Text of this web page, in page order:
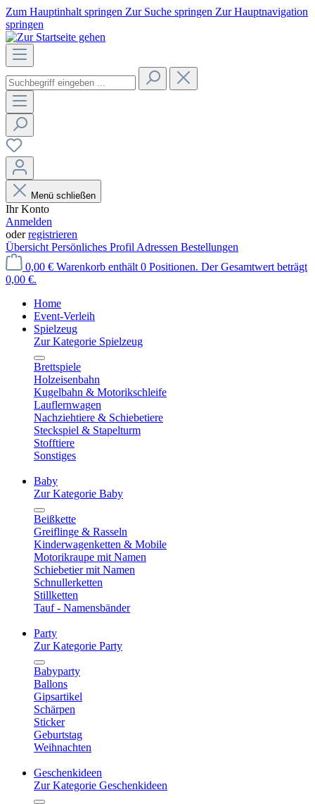
Zum Hauptinhalt springen Zur Suche springen Zur Hauptnavigation
springen
Menü schließen
Ihr Konto
Anmelden
oderregistrieren
Übersicht Persönliches Profil Adressen Bestellungen
0,00 € Warenkorb enthält 0 Positionen. Der Gesamtwert beträgt
0,00 €.
Home
Event-Verleih
Spielzeug
Zur Kategorie Spielzeug
Brettspiele
Holzeisenbahn
Kugelbahn & Motorikschleife
Lauflernwagen
Nachziehtiere & Schiebetiere
Steckspiel & Stapelturm
Stofftiere
Sonstiges
Baby
Zur Kategorie Baby
Beißkette
Greiflinge & Rasseln
Kinderwagenketten & Mobile
Motorikraupe mit Namen
Schiebetier mit Namen
Schnullerketten
Stillketten
Tauf - Namensbänder
Party
Zur Kategorie Party
Babyparty
Ballons
Gipsartikel
Schärpen
Sticker
Geburtstag
Weihnachten
Geschenkideen
Zur Kategorie Geschenkideen